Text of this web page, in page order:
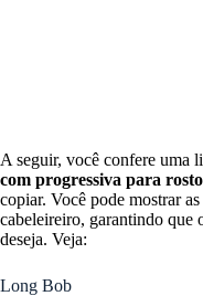
A seguir, você confere uma
com progressiva para
copiar. Você pode mostrar
cabeleireiro, garantindo que
deseja. Veja:
Long Bob